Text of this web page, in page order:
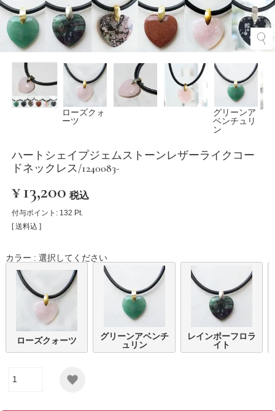
ローズクォ
ーツ
グリーンア
ベンチュリ
ン
ハートシェイプジェムストーンレザーライクコー
ドネックレス/1240083-
¥13,200 税込
付与ポイント: 132 Pt.
送料込
カラー 選択してください
ローズクォーツ
グリーンアベンチ
ュリン
レインボーフロラ
イト